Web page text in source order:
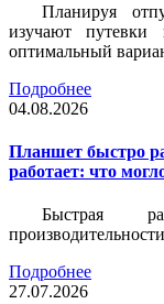
Планируя
изучают
оптимальный
Подробнее
04.08.2026
Планшет быстро
работает: что
Быстрая
Подробнее
27.07.2026